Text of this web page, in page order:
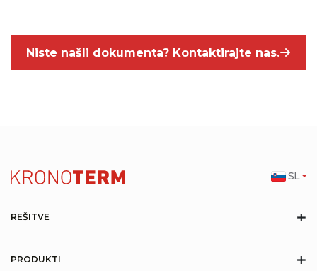
Niste našli dokumenta? Kontaktirajte nas.
REŠITVE +
PRODUKTI +
SL